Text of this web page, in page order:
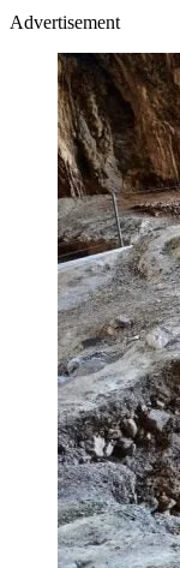
Advertisement